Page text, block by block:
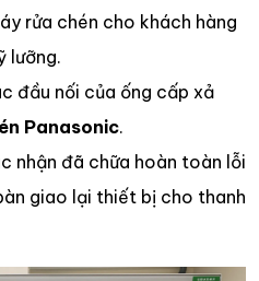
rửa chén cho khách hàng
lưỡng.
đầu nối của ống cấp xả
Panasonic.
nhận đã chữa hoàn toàn lỗi
giao lại thiết bị cho thanh